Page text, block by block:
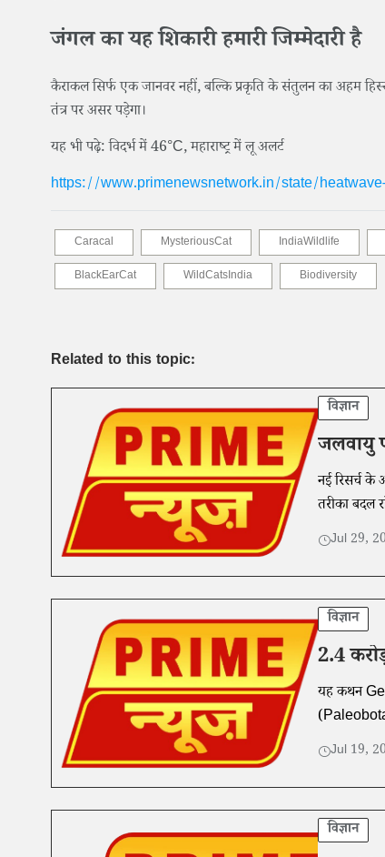
जंगल का यह शिकारी हमारी जिम्मेदारी है
कैराकल सिर्फ एक जानवर नहीं, बल्कि प्रकृति के संतुलन का अहम
तंत्र पर असर पड़ेगा।
यह भी पढ़े: विदर्भ में 46°C, महाराष्ट्र में लू अलर्ट
https://www.primenewsnetwork.in/state/
Caracal MysteriousCat IndiaWildlife
BlackEarCat
WildCatsIndia Biodiversity
Related to this topic:
विज्ञान
जलवायु
नई रिसर्च के
तरीका बदल
Jul 29,
विज्ञान
2.4
यह कथन
Jul 19,
विज्ञान